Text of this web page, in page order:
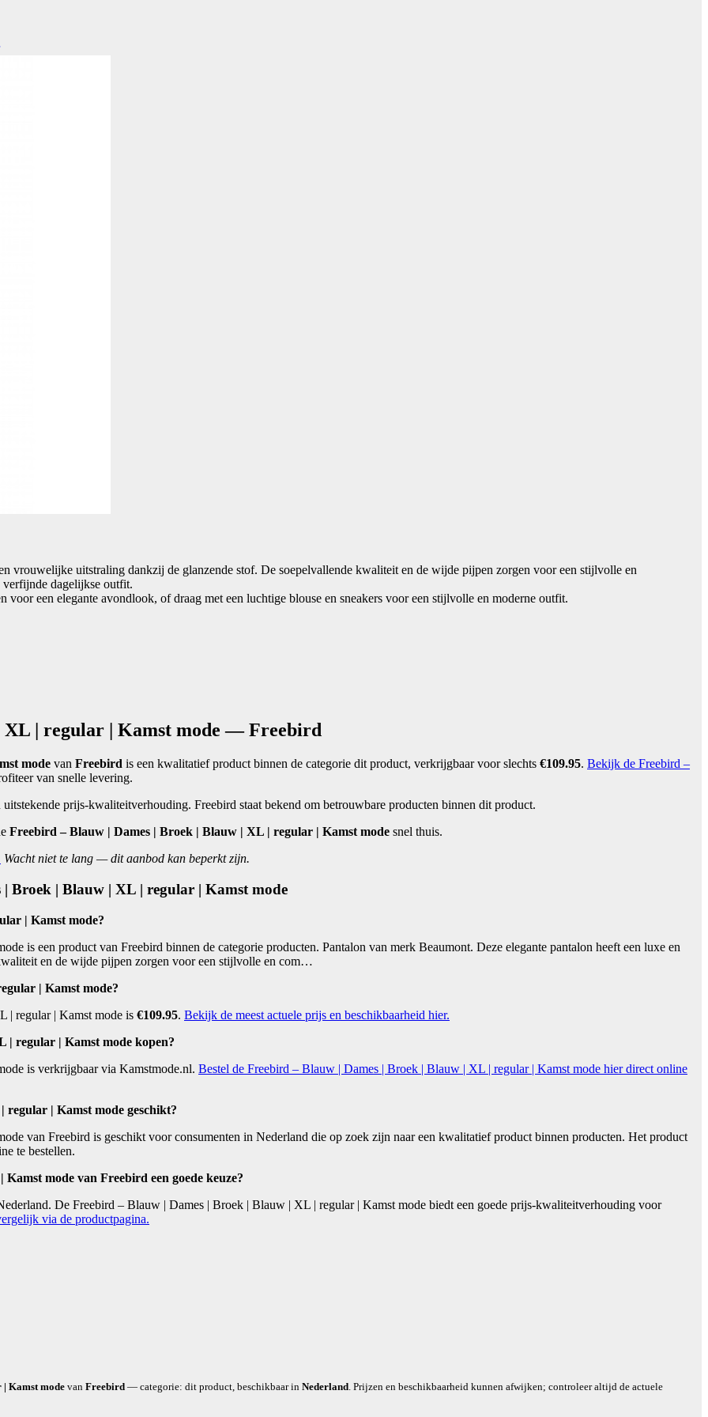
vrouwelijke uitstraling dankzij de glanzende stof. De soepelvallende kwaliteit en de wijde pijpen zorgen voor een stijlvolle en
verfijnde dagelijkse outfit.
een elegante avondlook, of draag met een luchtige blouse en sneakers voor een stijlvolle en moderne outfit.
XL | regular | Kamst mode — Freebird
mode van Freebird is een kwalitatief product binnen de categorie dit product, verkrijgbaar voor slechts €109.95. Bekijk de Freebird –
van snelle levering.
prijs-kwaliteitverhouding. Freebird staat bekend om betrouwbare producten binnen dit product.
Freebird – Blauw | Dames | Broek | Blauw | XL | regular | Kamst mode snel thuis.
Wacht niet te lang — dit aanbod kan beperkt zijn.
| Broek | Blauw | XL | regular | Kamst mode
| Kamst mode?
is een product van Freebird binnen de categorie producten. Pantalon van merk Beaumont. Deze elegante pantalon heeft een luxe en
en de wijde pijpen zorgen voor een stijlvolle en com…
| Kamst mode?
| regular | Kamst mode is €109.95. Bekijk de meest actuele prijs en beschikbaarheid hier.
| regular | Kamst mode kopen?
is verkrijgbaar via Kamstmode.nl. Bestel de Freebird – Blauw | Dames | Broek | Blauw | XL | regular | Kamst mode hier direct online
| Kamst mode geschikt?
van Freebird is geschikt voor consumenten in Nederland die op zoek zijn naar een kwalitatief product binnen producten. Het product
te bestellen.
mode van Freebird een goede keuze?
De Freebird – Blauw | Dames | Broek | Blauw | XL | regular | Kamst mode biedt een goede prijs-kwaliteitverhouding voor
via de productpagina.
Kamst mode van Freebird — categorie: dit product, beschikbaar in Nederland. Prijzen en beschikbaarheid kunnen afwijken; controleer altijd de actuele